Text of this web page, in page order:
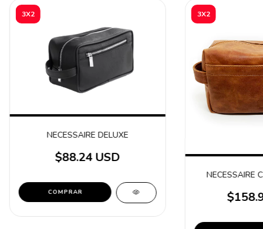
3X2
NECESSAIRE DELUXE
$88.24 USD
3X2
NECESSAIRE